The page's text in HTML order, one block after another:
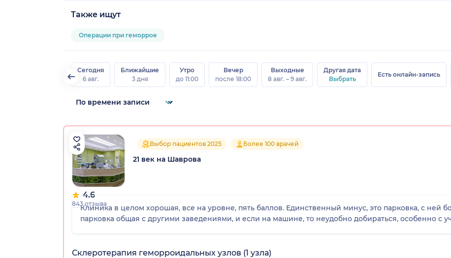
Также ищут
Операции при геморрое
Сегодня
6 авг.
Ближайшие
3 дня
Утро
до 11:00
Вечер
после 18:00
Выходные
8 авг. – 9 авг.
Другая дата
Выбрать
Есть онлайн-запись
4.6
843 отзыва
Выбор пациентов 2025 Более 100 врачей
21 век на Шаврова
Клиника в целом хорошая, все на уровне, пять баллов. Единственный минус, это парковка, с ней
парковка общая с другими заведениями, и если на машине, то неудобно добираться, особенно с
Склеротерапия геморроидальных узлов (1 узла)